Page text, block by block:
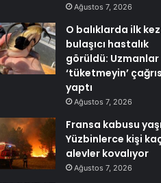
Ağustos 7, 2026
O balıklarda ilk kez
bulaşıcı hastalık
görüldü: Uzmanlar
‘tüketmeyin’
yaptı
Ağustos 7, 2026
Fransa kabusu
Yüzbinlerce kişi
alevler kovalıyor
Ağustos 7, 2026